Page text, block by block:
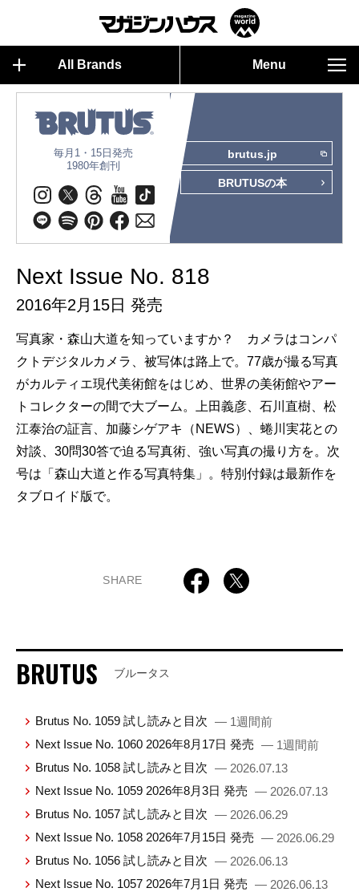
All Brands Menu
毎月1・15日発売
1980年創刊
brutus.jp
BRUTUSの本
Next Issue No. 818
2016年2月15日 発売
写真家・森山大道を知っていますか？ カメラはコンパ
クトデジタルカメラ、被写体は路上で。77歳が撮る写真
がカルティエ現代美術館をはじめ、世界の美術館やアー
トコレクターの間で大ブーム。上田義彦、石川直樹、松
江泰治の証言、加藤シゲアキ（NEWS）、蜷川実花との
対談、30問30答で迫る写真術、強い写真の撮り方を。次
号は「森山大道と作る写真特集」。特別付録は最新作を
タブロイド版で。
SHARE
BRUTUS ブルータス
Brutus No. 1059 試し読みと目次 — 1週間前
Next Issue No. 1060 2026年8月17日 発売 — 1週間前
Brutus No. 1058 試し読みと目次 — 2026.07.13
Next Issue No. 1059 2026年8月3日 発売 — 2026.07.13
Brutus No. 1057 試し読みと目次 — 2026.06.29
Next Issue No. 1058 2026年7月15日 発売 — 2026.06.29
Brutus No. 1056 試し読みと目次 — 2026.06.13
Next Issue No. 1057 2026年7月1日 発売 — 2026.06.13